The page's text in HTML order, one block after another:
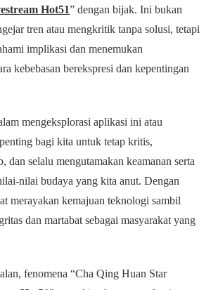
Hot51” dengan bijak. Ini bukan
tren atau mengkritik tanpa solusi, tetapi
implikasi dan menemukan
kebebasan berekspresi dan kepentingan
mengeksplorasi aplikasi ini atau
bagi kita untuk tetap kritis,
dan selalu mengutamakan keamanan serta
nilai budaya yang kita anut. Dengan
merayakan kemajuan teknologi sambil
dan martabat sebagai masyarakat yang
fenomena “Cha Qing Huan Star